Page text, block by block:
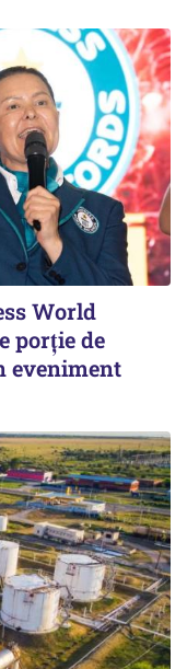
World
porție de
eveniment